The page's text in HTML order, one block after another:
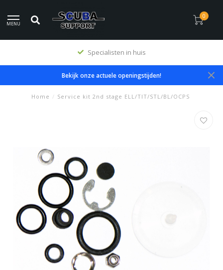
MENU
0
Specialisten in huis
Bekijk onze actuele openingstijden!
Home / Service kit 2nd stage ELL/TIT/STL/BL/OCPS